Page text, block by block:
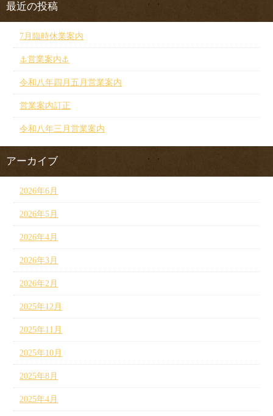
最近の投稿
7月臨時休業案内
⚓︎営業案内⚓︎
令和八年四月五月営業案内
営業案内訂正
令和八年三月営業案内
アーカイブ
2026年6月
2026年5月
2026年4月
2026年3月
2026年2月
2025年12月
2025年11月
2025年10月
2025年8月
2025年4月